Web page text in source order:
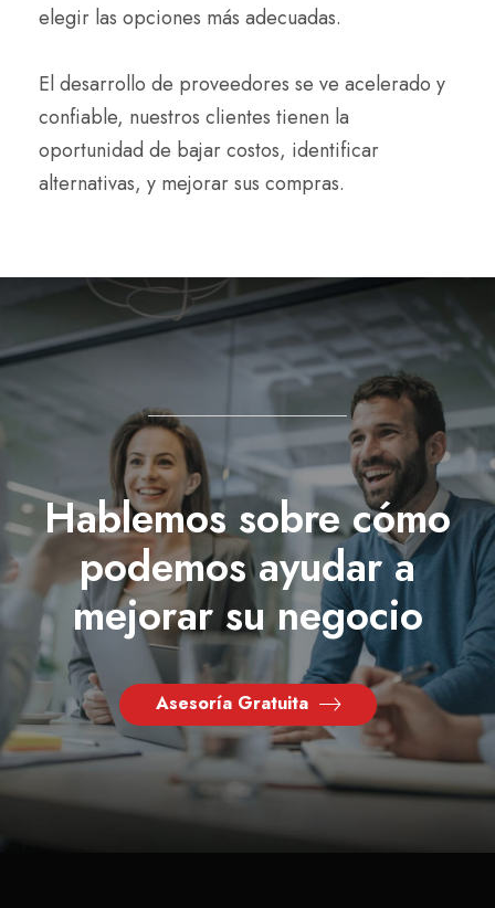
elegir las opciones más adecuadas.
El desarrollo de proveedores se ve acelerado y
confiable, nuestros clientes tienen la
oportunidad de bajar costos, identificar
alternativas, y mejorar sus compras.
Hablemos sobre cómo
podemos ayudar a
mejorar su negocio
Asesoría Gratuita